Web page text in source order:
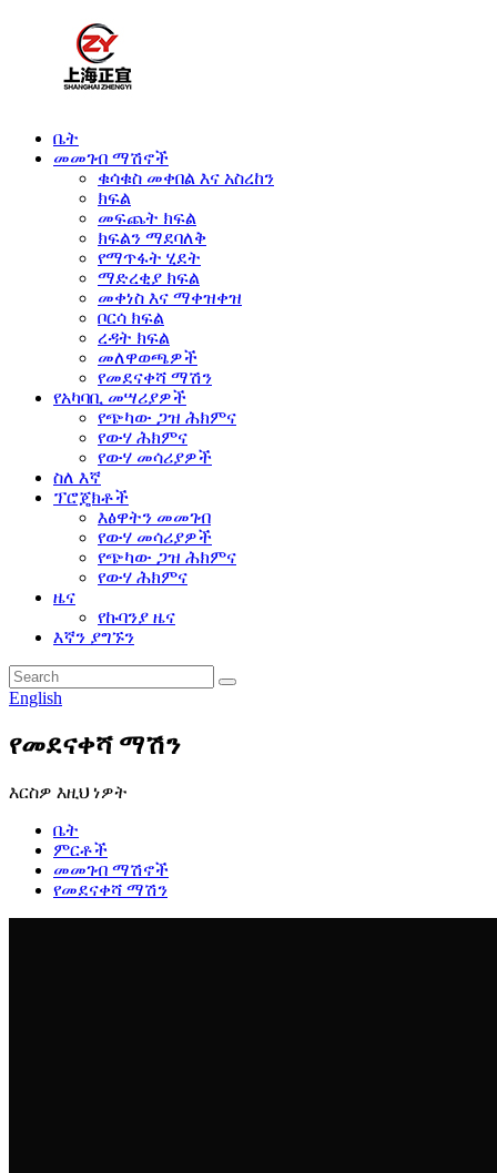
ቤት
መመገብ ማሽኖች
ቁሳቁስ መቀበል እና አስረከን
ክፍል
መፍጨት ክፍል
ክፍልን ማደባለቅ
የማጥፋት ሂደት
ማድረቂያ ክፍል
መቀነስ እና ማቀዝቀዝ
ቦርሳ ክፍል
ረዳት ክፍል
መለዋወጫዎች
የመደናቀሻ ማሽን
የአካባቢ መሣሪያዎች
የጭካው ጋዝ ሕክምና
የውሃ ሕክምና
የውሃ መሳሪያዎች
ስለ እኛ
ፕሮጄክቶች
እፅዋትን መመገብ
የውሃ መሳሪያዎች
የጭካው ጋዝ ሕክምና
የውሃ ሕክምና
ዜና
የኩባንያ ዜና
እኛን ያግኙን
English
የመደናቀሻ ማሽን
እርስዎ እዚህ ነዎት
ቤት
ምርቶች
መመገብ ማሽኖች
የመደናቀሻ ማሽን